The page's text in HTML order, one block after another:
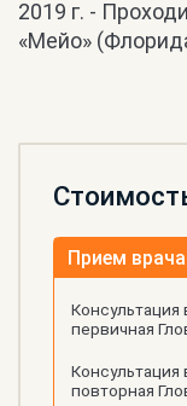
2019 г. -
«Мейо»
Прием
Консультация
первичная
Консультация
повторная